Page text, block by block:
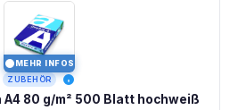
MEHR INFOS
ZUBEHÖR
A4 80 g/m² 500 Blatt hochweiß